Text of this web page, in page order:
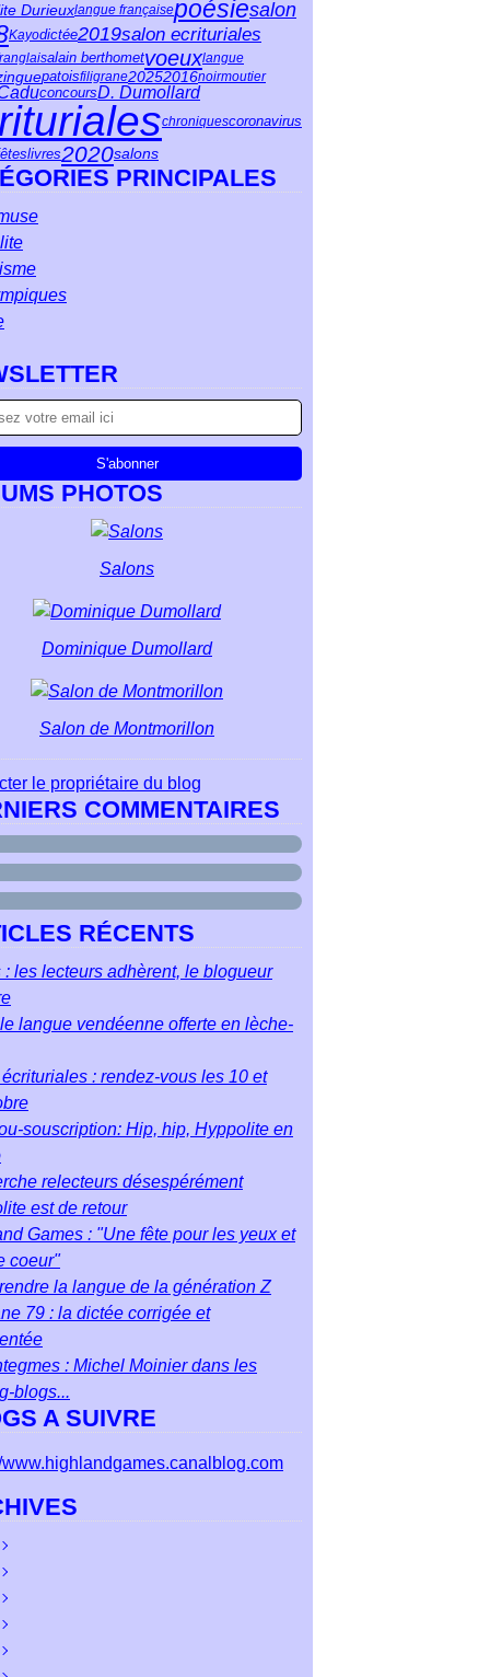
Durieuxlangue françaisepoésiesalon
Kayodictée2019salon ecrituriales
alain berthometvoeuxlangue
patoisfiligrane20252016noirmoutier
concoursD. Dumollard
chroniquescoronavirus
livres2020salons
PRINCIPALES
PHOTOS
Salons
Dominique Dumollard
Salon de Montmorillon
le propriétaire du blog
COMMENTAIRES
RÉCENTS
: les lecteurs adhèrent, le blogueur
langue vendéenne offerte en lèche-
: rendez-vous les 10 et
souscription: Hip, hip, Hyppolite en
relecteurs désespérément
est de retour
Games : "Une fête pour les yeux et
coeur"
la langue de la génération Z
79 : la dictée corrigée et
: Michel Moinier dans les
blogs...
A SUIVRE
www.highlandgames.canalblog.com
(5)
(6)